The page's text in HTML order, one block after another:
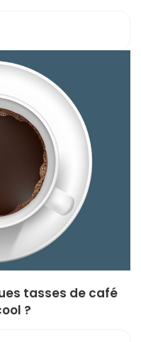
tasses de café
?